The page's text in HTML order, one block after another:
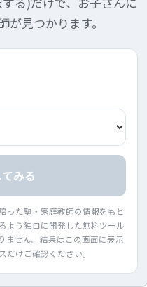
が見つかります。
みる
った塾・家庭教師の情報をもと
よう独自に開発した無料ツール
ません。結果はこの画面に表示
だけご確認ください。